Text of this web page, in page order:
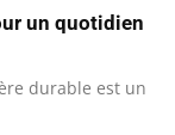
un quotidien
durable est un